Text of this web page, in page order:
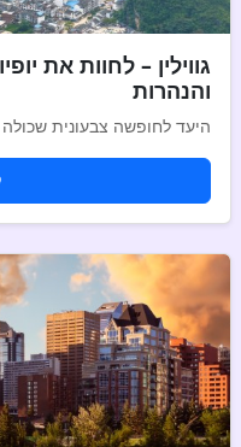
גווילין – לחוות את
והנהרות
היעד לחופשה צבעונית שכולה